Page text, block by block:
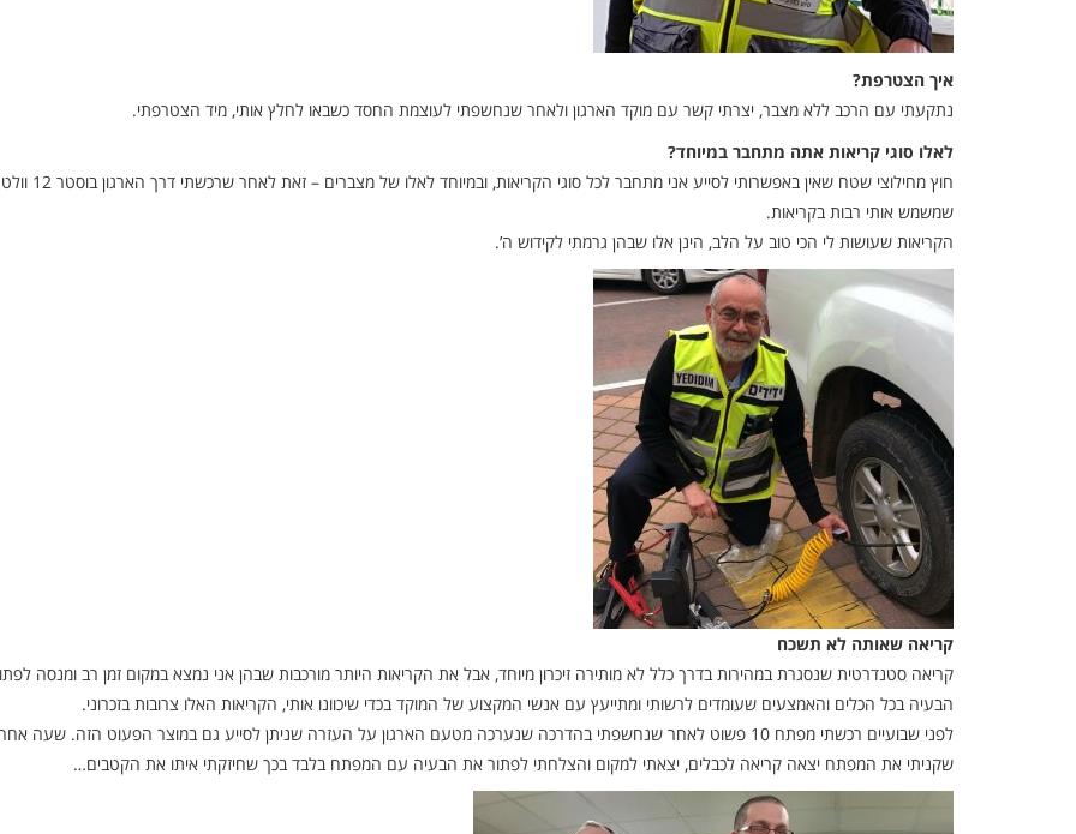
איך הצטרפת?
נתקעתי עם הרכב ללא מצבר, יצרתי קשר עם מוקד הארגון ולאחר שנחשפתי לעוצמת החסד כשבאו לחלץ אותי, מיד הצטרפתי.
לאלו סוגי קריאות אתה מתחבר במיוחד?
חוץ מחילוצי שטח שאין באפשרותי לסייע אני מתחבר לכל סוגי הקריאות, ובמיוחד לאלו של מצברים – זאת לאחר שרכשתי דרך הארגון בוסטר 12 וולט
שמשמש אותי רבות בקריאות.
הקריאות שעושות לי הכי טוב על הלב, הינן אלו שבהן גרמתי לקידוש ה’.
קריאה שאותה לא תשכח
קריאה סטנדרטית שנסגרת במהירות בדרך כלל לא מותירה זיכרון מיוחד, אבל את הקריאות היותר מורכבות שבהן אני נמצא במקום זמן רב ומנסה
הבעיה בכל הכלים והאמצעים שעומדים לרשותי ומתייעץ עם אנשי המקצוע של המוקד בכדי שיכוונו אותי, הקריאות האלו צרובות בזכרוני.
לפני שבועיים רכשתי מפתח 10 פשוט לאחר שנחשפתי בהדרכה שנערכה מטעם הארגון על העזרה שניתן לסייע גם במוצר הפעוט הזה. שעה
שקניתי את המפתח יצאה קריאה לכבלים, יצאתי למקום והצלחתי לפתור את הבעיה עם המפתח בלבד בכך שחיזקתי איתו את הקטבים…